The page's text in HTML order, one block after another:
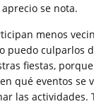
se nota.
menos
puedo culparlos
fiestas,
qué eventos se
las actividades.